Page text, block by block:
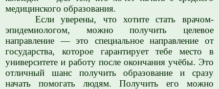
медицинского образования.
Если уверены, что хотите стать врачом-
эпидемиологом, можно получить целевое
направление — это специальное направление от
государства, которое гарантирует тебе место в
университете и работу после окончания учёбы. Это
отличный шанс получить образование и сразу
начать помогать людям. Получить его можно